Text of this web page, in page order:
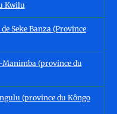
Kwilu
Seke Banza (Province
Manimba (province du
(province du Kôngo